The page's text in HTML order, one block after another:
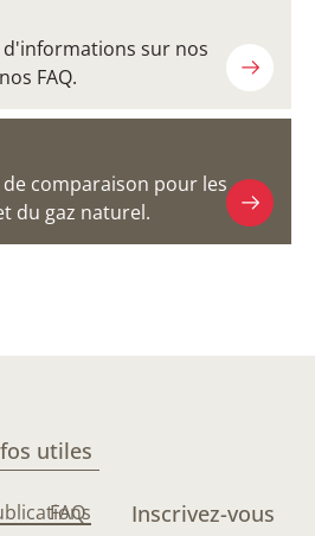
d'informations sur nos
FAQ.
comparaison pour les
du gaz naturel.
utiles
FAQ Inscrivez-vous